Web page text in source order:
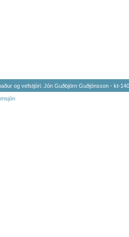
og vefstjóri: Jón Guðbjörn Guðjónsson - kt-